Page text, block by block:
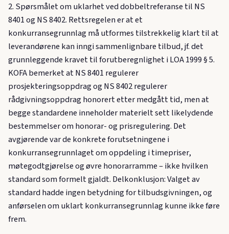
2. Spørsmålet om uklarhet ved dobbeltreferanse til NS
8401 og NS 8402. Rettsregelen er at et
konkurransegrunnlag må utformes tilstrekkelig klart til at
leverandørene kan inngi sammenlignbare tilbud, jf. det
grunnleggende kravet til forutberegnlighet i LOA 1999 § 5.
KOFA bemerket at NS 8401 regulerer
prosjekteringsoppdrag og NS 8402 regulerer
rådgivningsoppdrag honorert etter medgått tid, men at
begge standardene inneholder materielt sett likelydende
bestemmelser om honorar- og prisregulering. Det
avgjørende var de konkrete forutsetningene i
konkurransegrunnlaget om oppdeling i timepriser,
møtegodtgjørelse og øvre honorarramme – ikke hvilken
standard som formelt gjaldt. Delkonklusjon: Valget av
standard hadde ingen betydning for tilbudsgivningen, og
anførselen om uklart konkurransegrunnlag kunne ikke føre
frem.